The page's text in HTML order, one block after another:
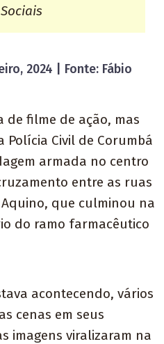
2024 | Fonte: Fábio
de filme de ação, mas
Polícia Civil de Corumbá
armada no centro
entre as ruas
que culminou na
do ramo farmacêutico
acontecendo, vários
cenas em seus
imagens viralizaram na